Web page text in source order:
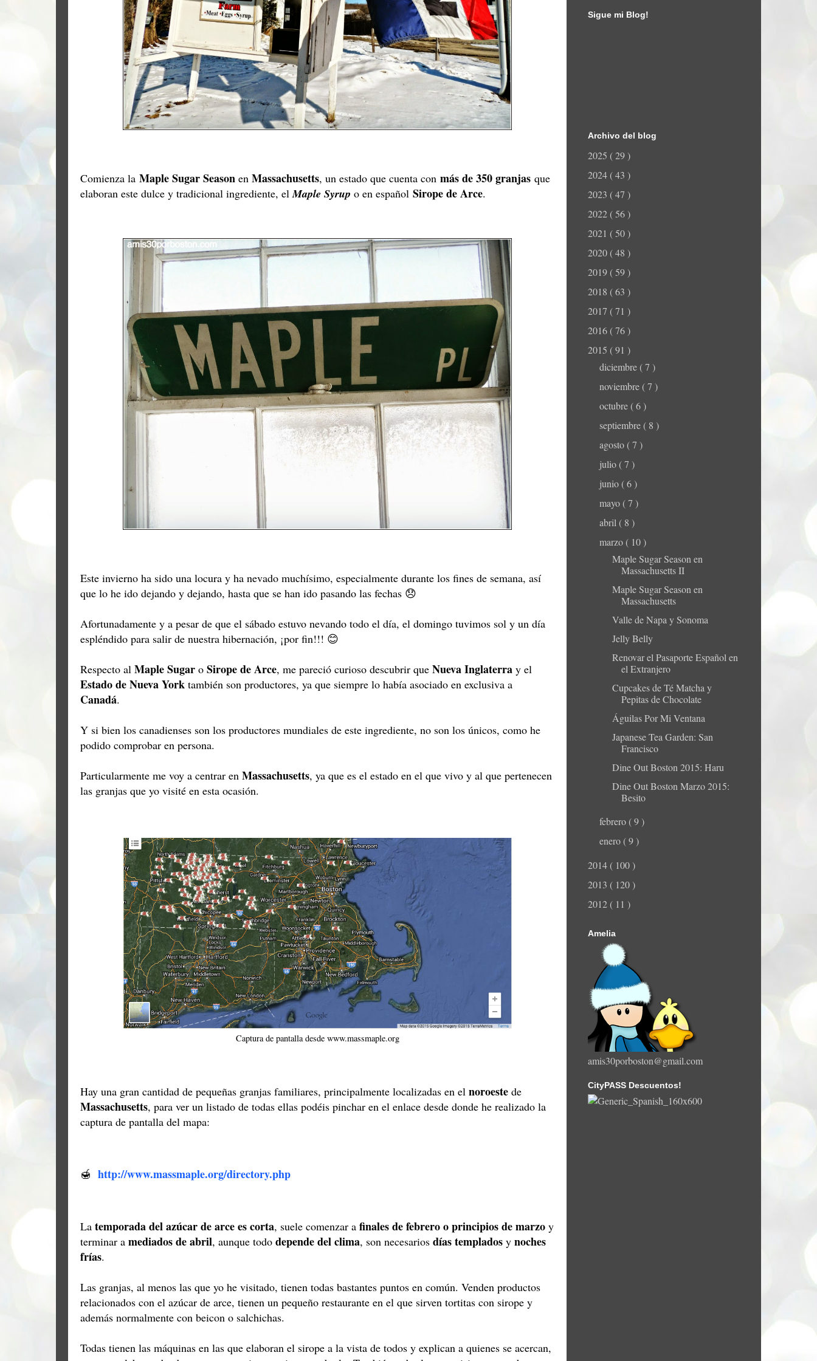
Comienza la Maple Sugar Season en Massachusetts, un estado que cuenta con más de 350 granjas que
elaboran este dulce y tradicional ingrediente, elMaple Syrup o en español Sirope de Arce.
Este invierno ha sido una locura y ha nevado muchísimo, especialmente durante los fines de semana, así
que lo he ido dejando y dejando, hasta que se han ido pasando las fechas 😞
Afortunadamente y a pesar de que el sábado estuvo nevando todo el día, el domingo tuvimos sol y un día
espléndido para salir de nuestra hibernación, ¡por fin!!! 😊
Respecto al Maple Sugar o Sirope de Arce, me pareció curioso descubrir que Nueva Inglaterra y el
Estado de Nueva York también son productores, ya que siempre lo había asociado en exclusiva a
Canadá.
Y si bien los canadienses son los productores mundiales de este ingrediente, no son los únicos, como he
podido comprobar en persona.
Particularmente me voy a centrar en Massachusetts, ya que es el estado en el que vivo y al que pertenecen
las granjas que yo visité en esta ocasión.
Captura de pantalla desde www.massmaple.org
Hay una gran cantidad de pequeñas granjas familiares, principalmente localizadas en el noroeste de
Massachusetts, para ver un listado de todas ellas podéis pinchar en el enlace desde donde he realizado la
captura de pantalla del mapa:
🍯 http://www.massmaple.org/directory.php
La temporada del azúcar de arce es corta, suele comenzar a finales de febrero o principios de marzo y
terminar a mediados de abril, aunque todo depende del clima, son necesarios días templados y noches
frías.
Las granjas, al menos las que yo he visitado, tienen todas bastantes puntos en común. Venden productos
relacionados con el azúcar de arce, tienen un pequeño restaurante en el que sirven tortitas con sirope y
además normalmente con beicon o salchichas.
Todas tienen las máquinas en las que elaboran el sirope a la vista de todos y explican a quienes se acercan,
Sigue mi Blog!
Archivo del blog
2025 ( 29 )
2024 ( 43 )
2023 ( 47 )
2022 ( 56 )
2021 ( 50 )
2020 ( 48 )
2019 ( 59 )
2018 ( 63 )
2017 ( 71 )
2016 ( 76 )
2015 ( 91 )
diciembre ( 7 )
noviembre ( 7 )
octubre ( 6 )
septiembre ( 8 )
agosto ( 7 )
julio ( 7 )
junio ( 6 )
mayo ( 7 )
abril ( 8 )
marzo ( 10 )
Maple Sugar Season en
Massachusetts II
Maple Sugar Season en
Massachusetts
Valle de Napa y Sonoma
Jelly Belly
Renovar el Pasaporte Español en
el Extranjero
Cupcakes de Té Matcha y
Pepitas de Chocolate
Águilas Por Mi Ventana
Japanese Tea Garden: San
Francisco
Dine Out Boston 2015: Haru
Dine Out Boston Marzo 2015:
Besito
febrero ( 9 )
enero ( 9 )
2014 ( 100 )
2013 ( 120 )
2012 ( 11 )
Amelia
amis30porboston@gmail.com
CityPASS Descuentos!